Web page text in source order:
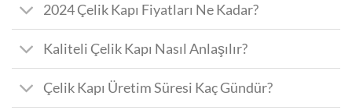
2024 Çelik Kapı Fiyatları Ne Kadar?
Kaliteli Çelik Kapı Nasıl Anlaşılır?
Çelik Kapı Üretim Süresi Kaç Gündür?